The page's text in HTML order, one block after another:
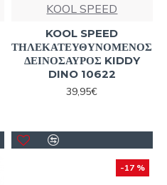
KOOL SPEED
KOOL SPEED
ΤΗΛΕΚΑΤΕΥΘΥΝΟΜΕΝΟΣ
ΔΕΙΝΟΣΑΥΡΟΣ KIDDY
DINO 10622
39,95€
-17 %